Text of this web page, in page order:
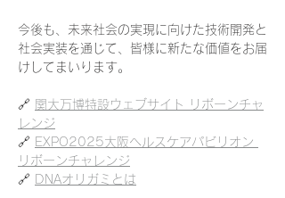
今後も、未来社会の実現に向けた技術開発と
社会実装を通じて、皆様に新たな価値をお届
けしてまいります。
🔗 関大万博特設ウェブサイト リボーンチャ
レンジ
🔗 EXPO2025大阪ヘルスケアパビリオン
リボーンチャレンジ
🔗
DNAオリガミとは